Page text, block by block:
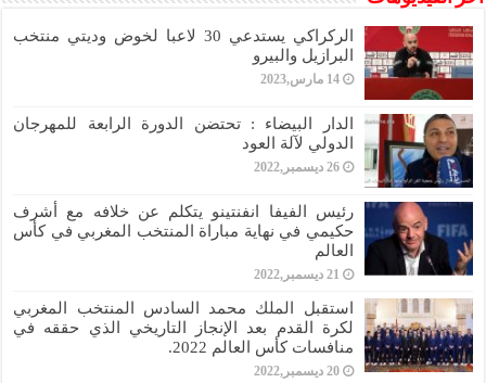
الركراكي يستدعي 30 لاعبا لخوض وديتي منتخب
البرازيل والبيرو
14 مارس,2023
الدار البيضاء : تحتضن الدورة الرابعة للمهرجان
الدولي لآلة العود
26 ديسمبر,2022
رئيس الفيفا انفنتينو يتكلم عن خلافه مع أشرف
حكيمي في نهاية مباراة المنتخب المغربي في كأس
العالم
21 ديسمبر,2022
استقبل الملك محمد السادس المنتخب المغربي
لكرة القدم بعد الإنجاز التاريخي الذي حققه في
منافسات كأس العالم 2022.
20 ديسمبر,2022